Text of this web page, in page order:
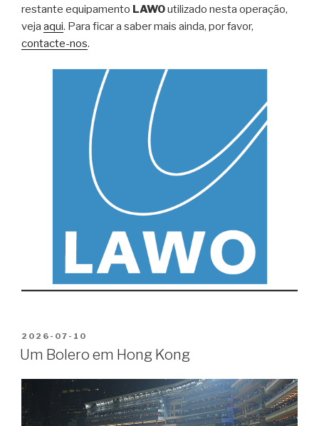
restante equipamento LAWOutilizado nesta operação,
veja aqui. Para ficar a saber mais ainda, por favor,
contacte-nos.
PUBLICADO
EM
2026-07-10
Um Bolero em Hong Kong